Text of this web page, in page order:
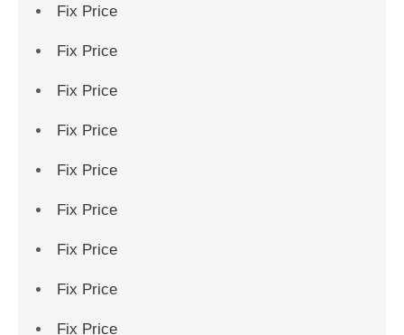
Fix Price
Fix Price
Fix Price
Fix Price
Fix Price
Fix Price
Fix Price
Fix Price
Fix Price